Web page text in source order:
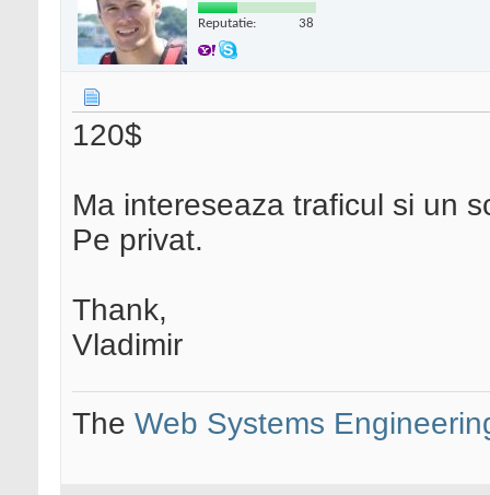
Reputatie: 38
120$
Ma intereseaza traficul si un
Pe privat.
Thank,
Vladimir
The Web Systems